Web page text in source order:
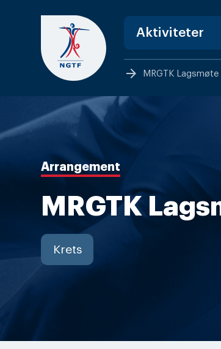
content
arrow_forward MRGTK Lagsmøte
Arrangement
MRGTK
Krets